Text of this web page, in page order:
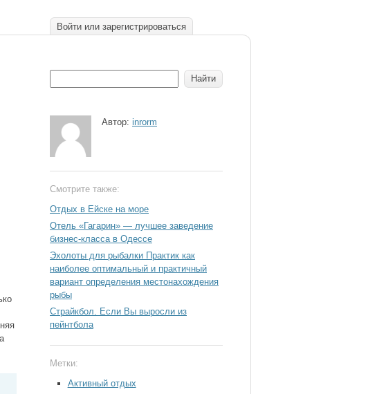
Войти или зарегистрироваться
Автор: inrorm
Смотрите также:
Отдых в Ейске на море
Отель «Гагарин» — лучшее заведение
бизнес-класса в Одессе
Эхолоты для рыбалки Практик как
наиболее оптимальный и практичный
вариант определения местонахождения
рыбы
Страйкбол. Если Вы выросли из
пейнтбола
Метки:
Активный отдых